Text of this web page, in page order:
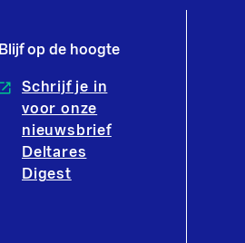
Blijf op de hoogte
Schrijf je in
voor onze
nieuwsbrief
Deltares
Digest